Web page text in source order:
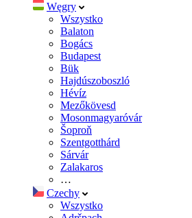
Węgry
Wszystko
Balaton
Bogács
Budapest
Bük
Hajdúszoboszló
Hévíz
Mezőkövesd
Mosonmagyaróvár
Šoproň
Szentgotthárd
Sárvár
Zalakaros
…
Czechy
Wszystko